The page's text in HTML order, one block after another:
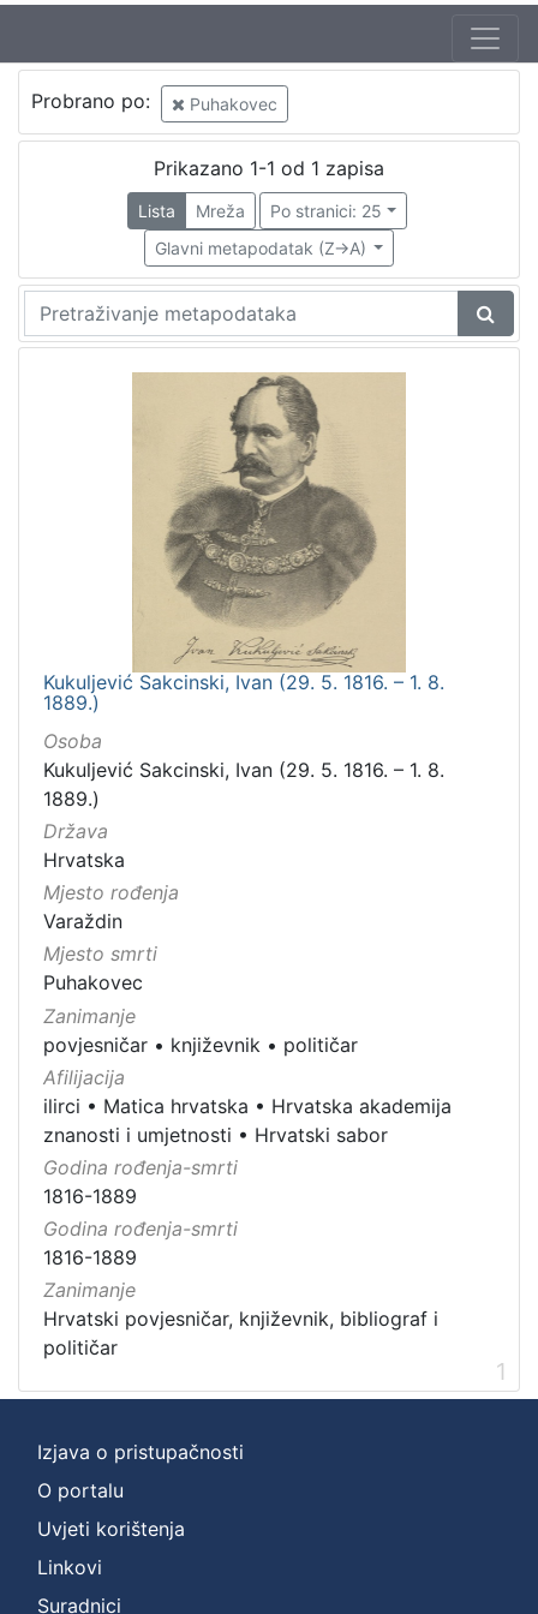
Probrano po: Puhakovec
Prikazano 1-1 od 1 zapisa
Lista Mreža
Po stranici: 25
Glavni metapodatak (Z->A)
Kukuljević Sakcinski, Ivan (29. 5. 1816. – 1. 8.
1889.)
Osoba
Kukuljević Sakcinski, Ivan (29. 5. 1816. – 1. 8.
1889.)
Država
Hrvatska
Mjesto rođenja
Varaždin
Mjesto smrti
Puhakovec
Zanimanje
povjesničar • književnik • političar
Afilijacija
ilirci • Matica hrvatska • Hrvatska akademija
znanosti i umjetnosti • Hrvatski sabor
Godina rođenja-smrti
1816-1889
Godina rođenja-smrti
1816-1889
Zanimanje
Hrvatski povjesničar, književnik, bibliograf i
političar
1
Izjava o pristupačnosti
O portalu
Uvjeti korištenja
Linkovi
Suradnici